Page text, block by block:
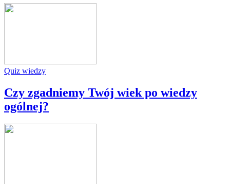
Quiz wiedzy
Czy zgadniemy Twój wiek po wiedzy
ogólnej?